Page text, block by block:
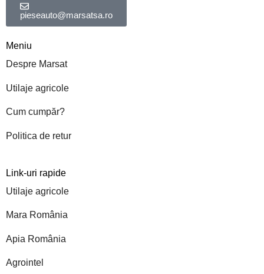
pieseauto@marsatsa.ro
Meniu
Despre Marsat
Utilaje agricole
Cum cumpăr?
Politica de retur
Link-uri rapide
Utilaje agricole
Mara România
Apia România
Agrointel